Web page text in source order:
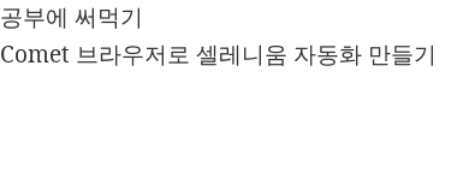
공부에 써먹기
Comet 브라우저로 셀레니움 자동화 만들기